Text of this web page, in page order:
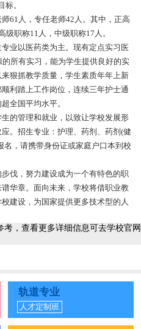
。
61人，专任老师42人。其中，正高
职称11人，中级职称17人。
业以医药类为主。现有定点实习医
所有实习，能为学生提供良好的实
狠抓教学质量，学生素质年年上新
利踏上工作岗位，连续三年护士通
全国平均水平。
的管理和就业，以致让学校发展形
。招生专业：护理、药剂、药剂(健
，请携带身份证或家庭户口本到校
伐，努力建设成为一个有特色的职
华章。面向未来，学校将借职业教
建设，为国家提供更多技术型的人
，查看更多详细信息可去学校官网
轨道专业
人才定制班